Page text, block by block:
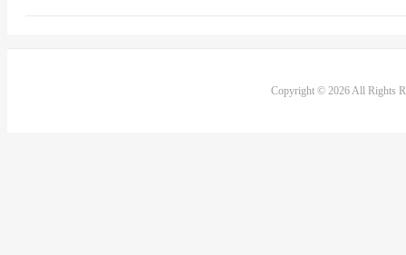
Copyright © 2026 All Rights